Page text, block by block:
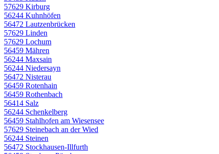
57629 Kirburg
56244 Kuhnhöfen
56472 Lautzenbrücken
57629 Linden
57629 Lochum
56459 Mähren
56244 Maxsain
56244 Niedersayn
56472 Nisterau
56459 Rotenhain
56459 Rothenbach
56414 Salz
56244 Schenkelberg
56459 Stahlhofen am Wiesensee
57629 Steinebach an der Wied
56244 Steinen
56472 Stockhausen-Illfurth